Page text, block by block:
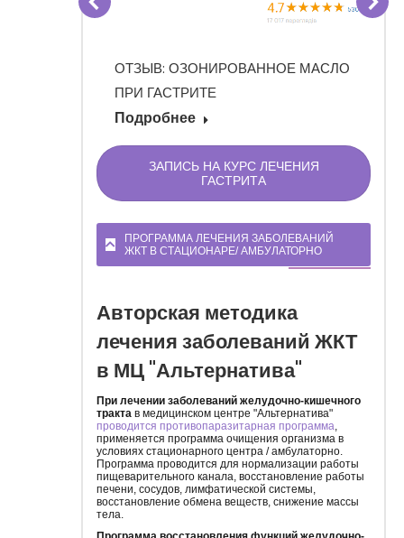
ОТЗЫВ: ОЗОНИРОВАННОЕ МАСЛО
ПРИ ГАСТРИТЕ
Подробнее
ЗАПИСЬ НА КУРС ЛЕЧЕНИЯ
ГАСТРИТА
ПРОГРАММА ЛЕЧЕНИЯ ЗАБОЛЕВАНИЙ
ЖКТ В СТАЦИОНАРЕ/ АМБУЛАТОРНО
Авторская методика
лечения заболеваний ЖКТ
в МЦ "Альтернатива"
При лечении заболеваний желудочно-кишечного
тракта в медицинском центре "Альтернатива"
проводится противопаразитарная программа
применяется программа очищения организма в
условиях стационарного центра / амбулаторно.
Программа проводится для нормализации работы
пищеварительного канала, восстановление работы
печени, сосудов, лимфатической системы,
восстановление обмена веществ, снижение массы
тела.